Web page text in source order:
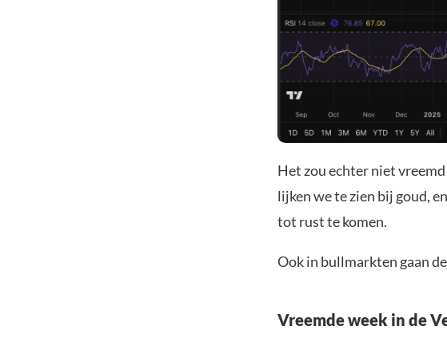
Het zou echter niet
lijken we te zien bij goud,
tot rust te komen.
Ook in bullmarkten gaan
Vreemde week in de